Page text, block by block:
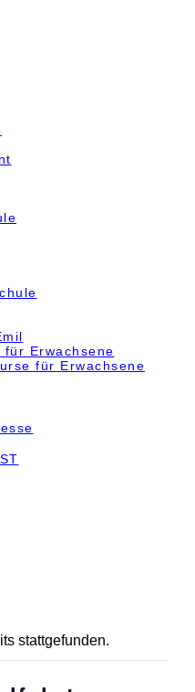
Erwachsene
für Erwachsene
stattgefunden.